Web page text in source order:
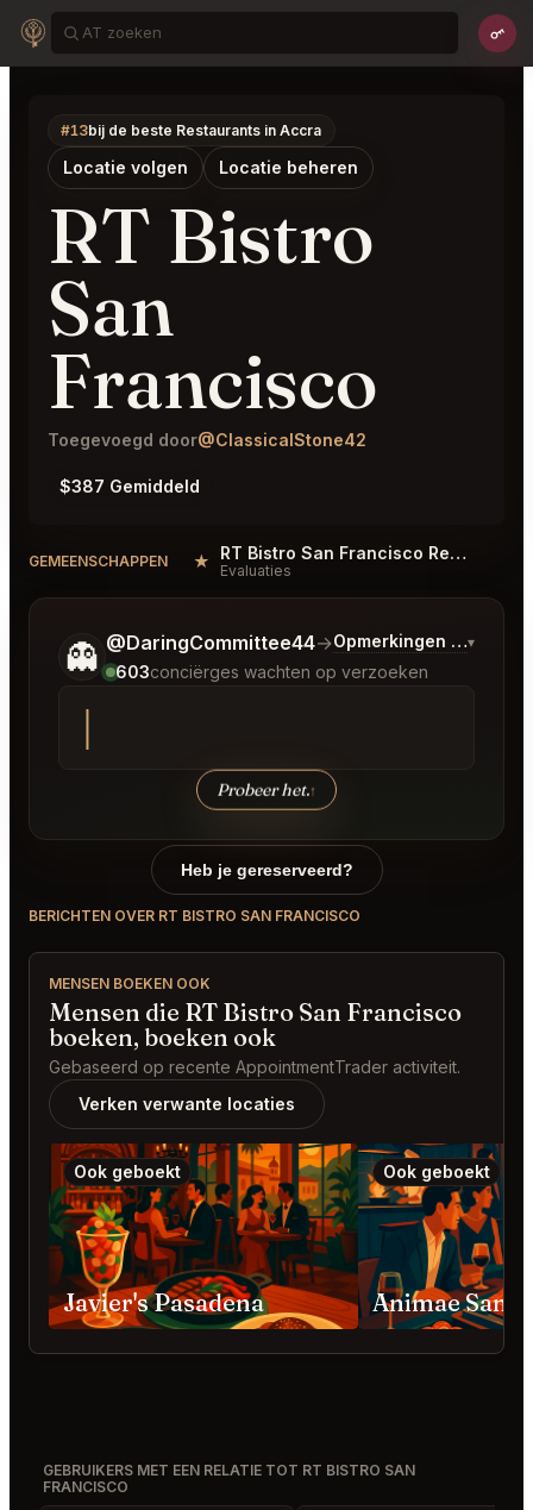
#13bij de beste Restaurants in Accra
Locatie volgen Locatie beheren
RT Bistro
San
Francisco
Toegevoegd door@ClassicalStone42
$387 Gemiddeld
GEMEENSCHAPPEN ★ RT Bistro San Francisco Reviews
Evaluaties
👻 @DaringCommittee44→Opmerkingen over
▾
603conciërges wachten op verzoeken
Probeer het.↑
Vertel me wat je wilt.
Heb je gereserveerd?
BERICHTEN OVER RT BISTRO SAN FRANCISCO
MENSEN BOEKEN OOK
Mensen die RT Bistro San Francisco
boeken, boeken ook
Gebaseerd op recente AppointmentTrader activiteit.
Verken verwante locaties
Ook geboekt
Javier's Pasadena
Ook geboekt
Animae San
GEBRUIKERS MET EEN RELATIE TOT RT BISTRO SAN
FRANCISCO